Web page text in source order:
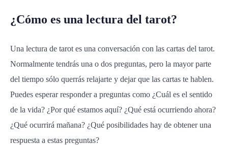
¿Cómo es una lectura del tarot?
Una lectura de tarot es una conversación con las cartas del tarot.
Normalmente tendrás una o dos preguntas, pero la mayor parte
del tiempo sólo querrás relajarte y dejar que las cartas te hablen.
Puedes esperar responder a preguntas como ¿Cuál es el sentido
de la vida? ¿Por qué estamos aquí? ¿Qué está ocurriendo ahora?
¿Qué ocurrirá mañana? ¿Qué posibilidades hay de obtener una
respuesta a estas preguntas?